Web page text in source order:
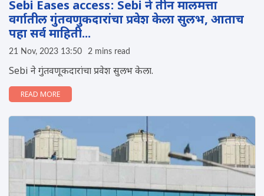
Sebi Eases access: Sebi ने तीन मालमत्ता
वर्गातील गुंतवणुकदारांचा प्रवेश केला सुलभ, आताच
पहा सर्व माहिती...
21 Nov, 2023 13:50 2 mins read
Sebi ने गुंतवणूकदारांचा प्रवेश सुलभ केला.
READ MORE